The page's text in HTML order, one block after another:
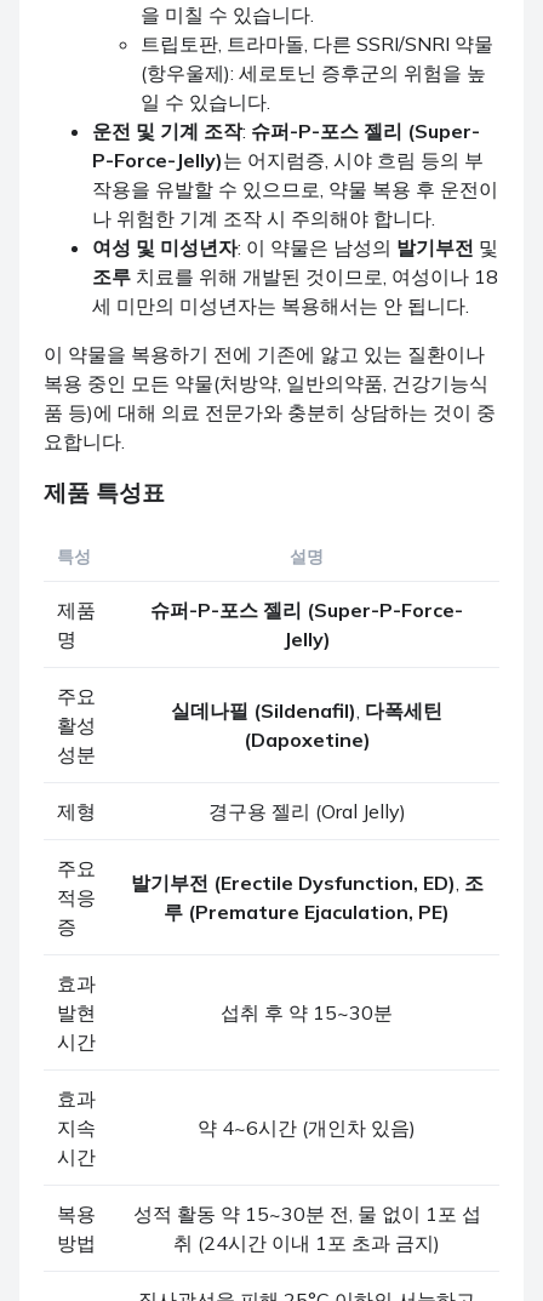
을 미칠 수 있습니다.
트립토판, 트라마돌, 다른 SSRI/SNRI 약물
(항우울제): 세로토닌 증후군의 위험을 높
일 수 있습니다.
운전 및 기계 조작: 슈퍼-P-포스 젤리 (Super-
P-Force-Jelly)는 어지럼증, 시야 흐림 등의 부
작용을 유발할 수 있으므로, 약물 복용 후 운전이
나 위험한 기계 조작 시 주의해야 합니다.
여성 및 미성년자: 이 약물은 남성의 발기부전 및
조루 치료를 위해 개발된 것이므로, 여성이나 18
세 미만의 미성년자는 복용해서는 안 됩니다.
이 약물을 복용하기 전에 기존에 앓고 있는 질환이나
복용 중인 모든 약물(처방약, 일반의약품, 건강기능식
품 등)에 대해 의료 전문가와 충분히 상담하는 것이 중
요합니다.
제품 특성표
특성 설명
제품
명
슈퍼-P-포스 젤리 (Super-P-Force-
Jelly)
주요
활성
성분
실데나필 (Sildenafil), 다폭세틴
(Dapoxetine)
제형 경구용 젤리 (Oral Jelly)
주요
적응
증
발기부전 (Erectile Dysfunction, ED), 조
루 (Premature Ejaculation, PE)
효과
발현
시간
섭취 후 약 15~30분
효과
지속
시간
약 4~6시간 (개인차 있음)
복용
방법
성적 활동 약 15~30분 전, 물 없이 1포 섭
취 (24시간 이내 1포 초과 금지)